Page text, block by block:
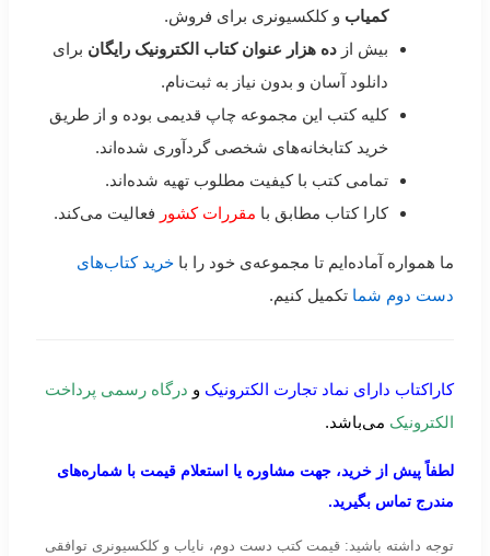
کمیاب و کلکسیونری برای فروش.
بیش از ده هزار عنوان کتاب الکترونیک رایگان برای
دانلود آسان و بدون نیاز به ثبت‌نام.
کلیه کتب این مجموعه چاپ قدیمی بوده و از طریق
خرید کتابخانه‌های شخصی گردآوری شده‌اند.
تمامی کتب با کیفیت مطلوب تهیه شده‌اند.
کارا کتاب مطابق با مقررات کشور فعالیت می‌کند.
ما همواره آماده‌ایم تا مجموعه‌ی خود را با خرید کتاب‌های
دست دوم شما تکمیل کنیم.
کاراکتاب دارای نماد تجارت الکترونیک و درگاه رسمی پرداخت
الکترونیک می‌باشد.
لطفاً پیش از خرید، جهت مشاوره یا استعلام قیمت با شماره‌های
مندرج تماس بگیرید.
توجه داشته باشید: قیمت کتب دست دوم، نایاب و کلکسیونری توافقی